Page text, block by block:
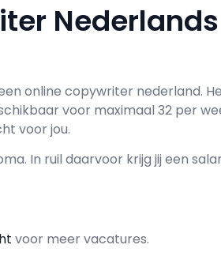
Nederlands
online copywriter nederland.
voor maximaal 32 per
voor jou.
In ruil daarvoor krijg jij een
voor meer vacatures.